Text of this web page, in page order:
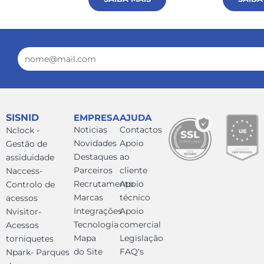
Email
SISNID
Nclock -
Gestão de
assiduidade
Naccess-
Controlo de
acessos
Nvisitor-
Acessos
torniquetes
Npark- Parques
EMPRESA
Noticias
Novidades
Destaques
Parceiros
Recrutamento
Marcas
Integrações
Tecnologia
Mapa
do Site
AJUDA
Contactos
Apoio
ao
cliente
Apoio
técnico
Apoio
comercial
Legislação
FAQ's